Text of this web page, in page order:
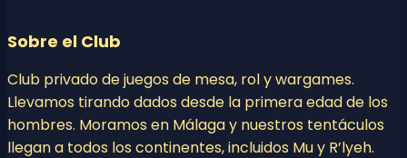
Sobre el Club
Club privado de juegos de mesa, rol y wargames.
Llevamos tirando dados desde la primera edad de los
hombres. Moramos en Málaga y nuestros tentáculos
llegan a todos los continentes, incluidos Mu y R’lyeh.